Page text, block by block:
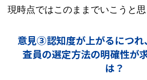
現時点ではこのままでいこうと思
意見③認知度が上がるにつれ
査員の選定方法の明確性が
は？